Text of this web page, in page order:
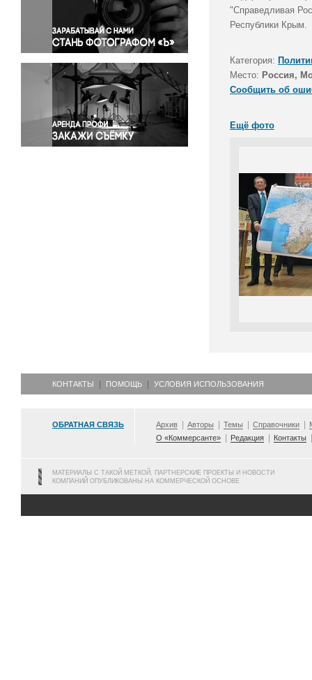
Правосудие
Происшествия и конфликты
Религия
Светская жизнь
Спорт
Экология
Экономика и бизнес
"Справедливая
Республики Крым.
Категория:
Место: Россия,
Сообщить об
Ещё фото
КОНТАКТЫ ПОМОЩЬ УСЛОВИЯ ИСПОЛЬЗОВАНИЯ
ОБРАТНАЯ СВЯЗЬ Архив Авторы Темы Справочники
О «Коммерсанте»
Редакция Контакты
МАТЕРИАЛЫ С ТАКОЙ МЕТКОЙ, ПАРТНЕРСКИЕ ПРОЕКТЫ И НОВОСТИ
КОМПАНИЙ ОПУБЛИКОВАНЫ НА КОММЕРЧЕСКОЙ ОСНОВЕ